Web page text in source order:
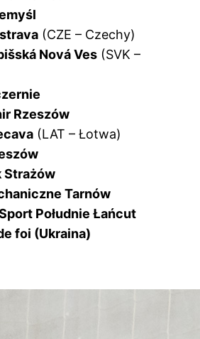
(CZE – Czechy)
Nová Ves (SVK –
Rzeszów
(LAT – Łotwa)
Strażów
Tarnów
Południe Łańcut
foi (Ukraina)